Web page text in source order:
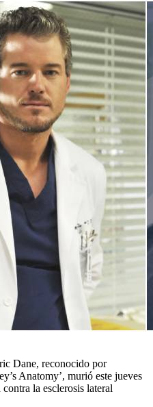
Dane, reconocido por
Anatomy’, murió este jueves
la esclerosis lateral